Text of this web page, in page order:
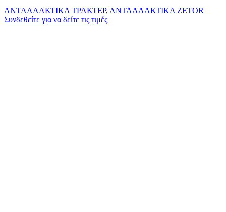
ΑΝΤΑΛΛΑΚΤΙΚΑ ΤΡΑΚΤΕΡ, ΑΝΤΑΛΛΑΚΤΙΚΑ ZETOR
Συνδεθείτε για να δείτε τις τιμές